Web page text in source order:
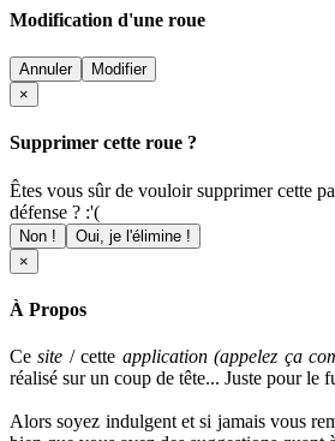
Modification d'une roue
Annuler
Modifier
×
Supprimer cette roue ?
Êtes vous sûr de vouloir supprimer cette
défense ? :'(
Non !
Oui, je l'élimine !
×
À Propos
Cesite / cette application (appelez ça
réalisé sur un coup de tête... Juste pour le
Alors soyez indulgent et si jamais vous